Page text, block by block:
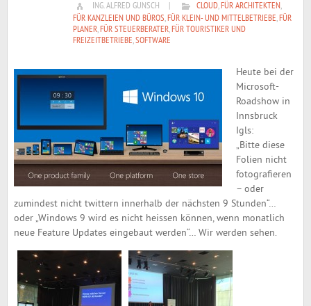
ING. ALFRED GUNSCH CLOUD,FÜR ARCHITEKTEN,
FÜR KANZLEIEN UND BÜROS,FÜR KLEIN- UND MITTELBETRIEBE,FÜR
PLANER,FÜR STEUERBERATER,FÜR TOURISTIKER UND
FREIZEITBETRIEBE,SOFTWARE
Heute bei der
Microsoft-
Roadshow in
Innsbruck
Igls:
„Bitte diese
Folien nicht
fotografieren
– oder
zumindest nicht twittern innerhalb der nächsten 9 Stunden“…
oder „Windows 9 wird es nicht heissen können, wenn monatlich
neue Feature Updates eingebaut werden“… Wir werden sehen.